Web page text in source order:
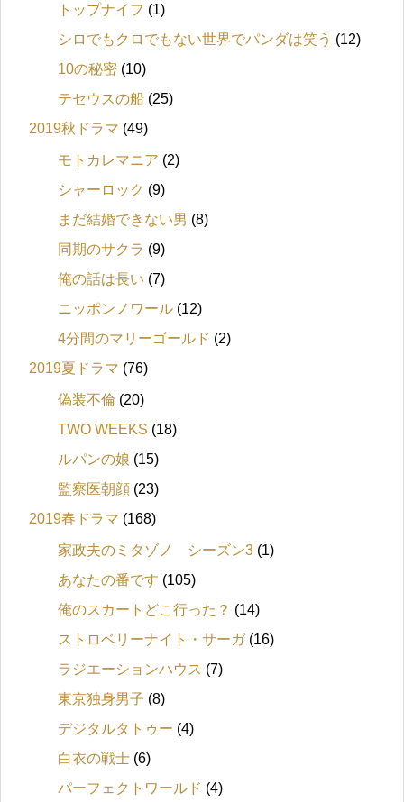
トップナイフ (1)
シロでもクロでもない世界でパンダは笑う (12)
10の秘密 (10)
テセウスの船 (25)
2019秋ドラマ (49)
モトカレマニア (2)
シャーロック (9)
まだ結婚できない男 (8)
同期のサクラ (9)
俺の話は長い (7)
ニッポンノワール (12)
4分間のマリーゴールド (2)
2019夏ドラマ (76)
偽装不倫 (20)
TWO WEEKS (18)
ルパンの娘 (15)
監察医朝顔 (23)
2019春ドラマ (168)
家政夫のミタゾノ シーズン3 (1)
あなたの番です (105)
俺のスカートどこ行った？ (14)
ストロベリーナイト・サーガ(16)
ラジエーションハウス (7)
東京独身男子 (8)
デジタルタトゥー (4)
白衣の戦士 (6)
パーフェクトワールド (4)